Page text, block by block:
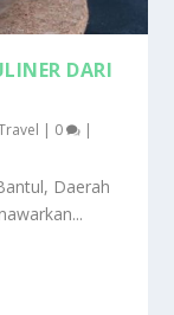
LEBIH
DI
KELAS
ALAM
DARI
| 0 |
Daerah